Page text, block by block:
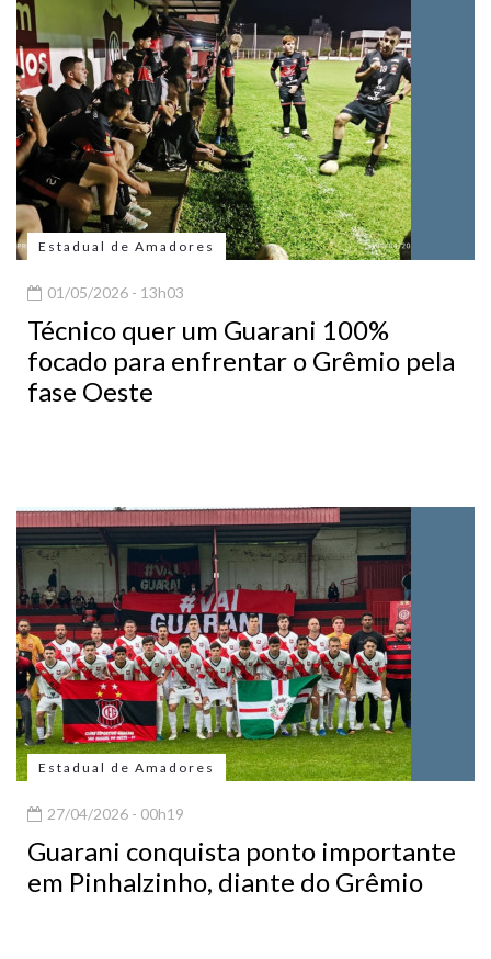
Estadual de Amadores
01/05/2026 - 13h03
Técnico quer um Guarani 100%
focado para enfrentar o Grêmio pela
fase Oeste
Estadual de Amadores
27/04/2026 - 00h19
Guarani conquista ponto importante
em Pinhalzinho, diante do Grêmio